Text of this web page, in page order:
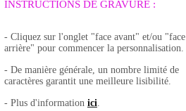
INSTRUCTIONS DE GRAVURE :
- Cliquez sur l'onglet "face avant" et/ou "face
arrière" pour commencer la personnalisation.
- De manière générale, un nombre limité de
caractères garantit une meilleure lisibilité.
- Plus d'information ici.